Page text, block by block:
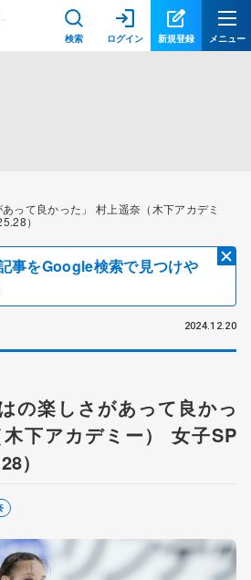
検索 ログイン 新規登録 メニュー
って良かった」 村上遥奈（木下アカデミ
）
事をGoogle検索で見つけや
2024.12.20
の楽しさがあって良かっ
下アカデミー） 女子SP
）